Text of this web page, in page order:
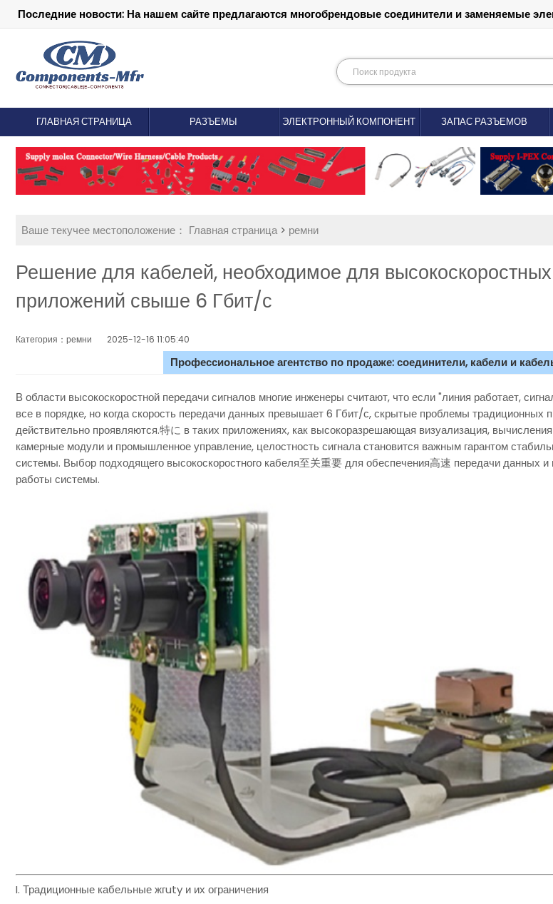
Последние новости: На нашем сайте предлагаются многобрендовые соединители и заменяемые
ГЛАВНАЯ СТРАНИЦА РАЗЪЕМЫ ЭЛЕКТРОННЫЙ КОМПОНЕНТ ЗАПАС РАЗЪЕМОВ
Ваше текучее местоположение： Главная страница> ремни
Решение для кабелей, необходимое для высокоскоростных
приложений свыше 6 Гбит/с
Категория：ремни 2025-12-16 11:05:40
Профессиональное агентство по продаже: соединители, кабели и
В области высокоскоростной передачи сигналов многие инженеры считают, что если "линия работает,
все в порядке, но когда скорость передачи данных превышает 6 Гбит/с, скрытые проблемы традиционных
действительно проявляются.特に в таких приложениях, как высокоразрешающая визуализация,
камерные модули и промышленное управление, целостность сигнала становится важным гарантом
системы. Выбор подходящего высокоскоростного кабеля至关重要 для обеспечения高速 передачи данных и
работы системы.
I. Традиционные кабельные жгuty и их ограничения